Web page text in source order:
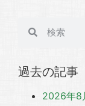
過去の記事
2026年8